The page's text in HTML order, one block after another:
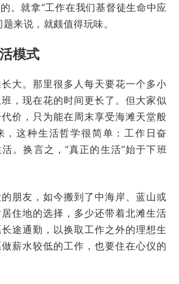
。就拿“工作在我们基督徒生命中应
来说，就颇值得玩味。
模式
大。那里很多人每天要花一个多小
，现在花的时间更长了。但大家似
价，只为能在周末享受海滩天堂般
，这种生活哲学很简单：工作日奋
。换言之，“真正的生活”始于下班
朋友，如今搬到了中海岸、蓝山或
住地的选择，多少还带着北滩生活
途通勤，以换取工作之外的理想生
薪水较低的工作，也要住在心仪的